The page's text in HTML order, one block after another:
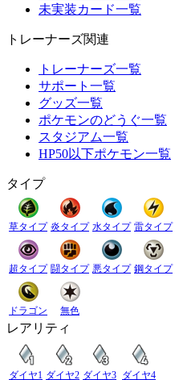
未実装カード一覧
トレーナーズ関連
トレーナーズ一覧
サポート一覧
グッズ一覧
ポケモンのどうぐ一覧
スタジアム一覧
HP50以下ポケモン一覧
タイプ
草タイプ 炎タイプ 水タイプ 雷タイプ
超タイプ 闘タイプ 悪タイプ 鋼タイプ
ドラゴン 無色
レアリティ
ダイヤ1 ダイヤ2 ダイヤ3 ダイヤ4